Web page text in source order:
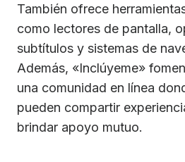
También ofrece
como lectores de pantalla,
subtítulos y sistemas de
Además, «Inclúyeme»
una comunidad en línea
pueden compartir
brindar apoyo mutuo.